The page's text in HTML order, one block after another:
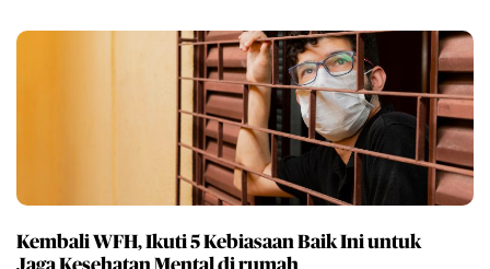
Kembali WFH, Ikuti 5 Kebiasaan Baik Ini untuk